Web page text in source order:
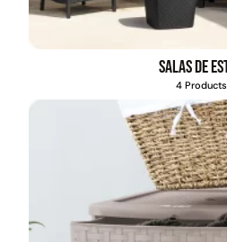
Salas de
4 Products